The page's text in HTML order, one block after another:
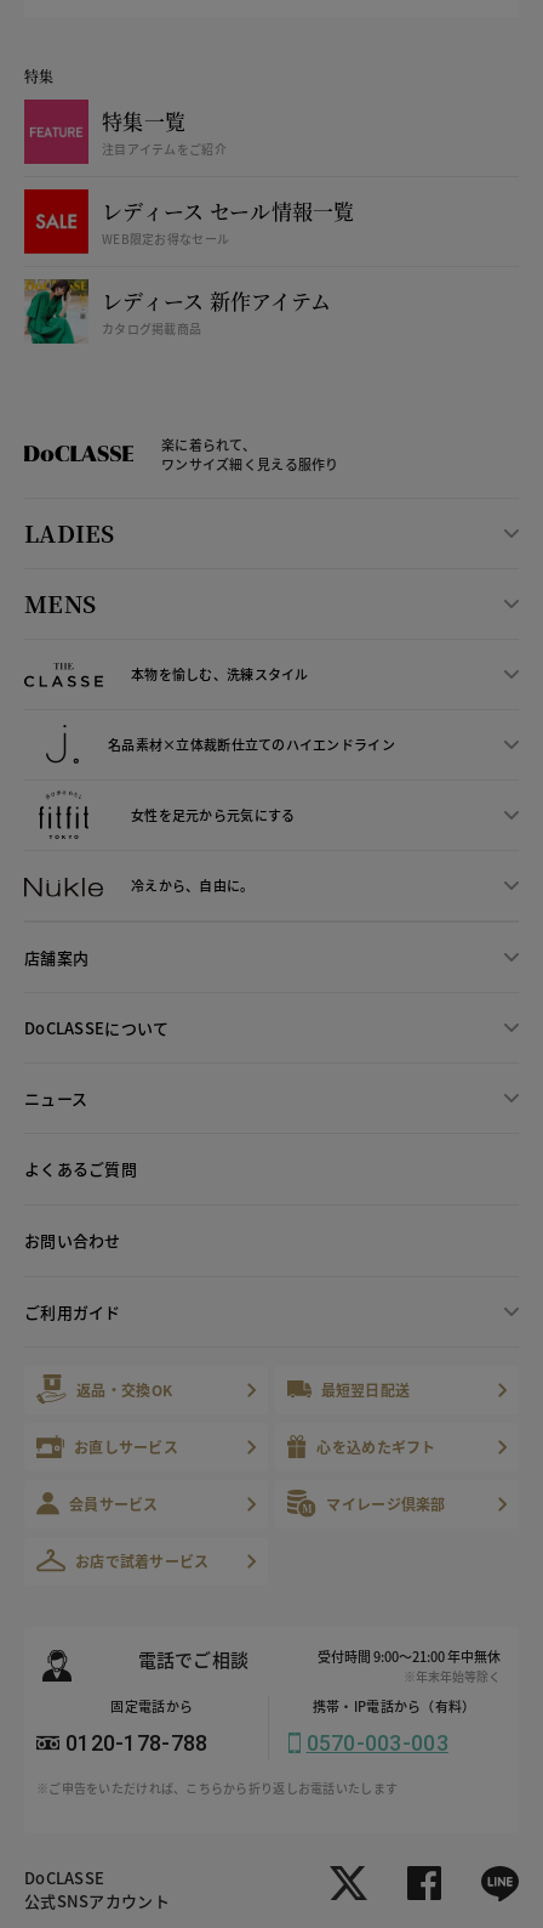
特集
特集一覧
注目アイテムをご紹介
レディース セール情報一覧
WEB限定お得なセール
レディース 新作アイテム
カタログ掲載商品
楽に着られて、
ワンサイズ細く見える服作り
LADIES
MENS
本物を愉しむ、洗練スタイル
名品素材×立体裁断仕立てのハイエンドライン
女性を足元から元気にする
冷えから、 自由に。
店舗案内
DoCLASSEについて
ニュース
よくあるご質問
お問い合わせ
ご利用ガイド
返品・交換OK 最短翌日配送
お直しサービス 心を込めたギフト
会員サービス マイレージ倶楽部
お店で試着サービス
電話でご相談 受付時間 9:00～21:00 年中無休
※年末年始等除く
固定電話から
0120-178-788
携帯・IP電話から（有料）
0570-003-003
※ご申告をいただければ、こちらから折り返しお電話いたします
DoCLASSE
公式SNSアカウント